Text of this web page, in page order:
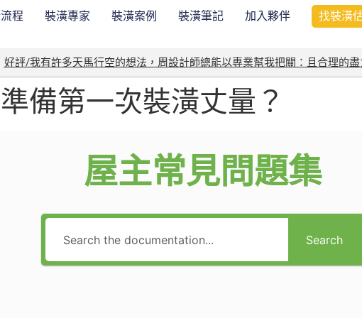
程 裝潢專家 裝潢案例 裝潢筆記 加入夥伴 找裝潢
好評/我有許多天馬行空的想法，周設計師總能以專業幫我把關：且合理的盡
備第一次裝潢丈量？
屋主常見問題集
Search